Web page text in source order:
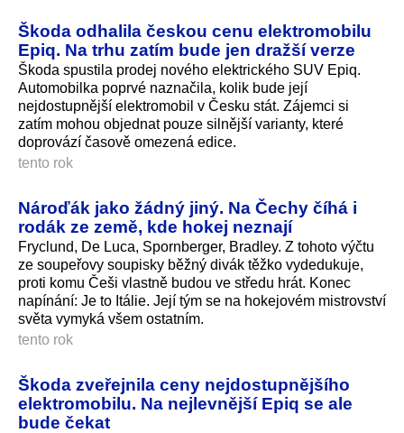
Škoda odhalila českou cenu elektromobilu
Epiq. Na trhu zatím bude jen dražší verze
Škoda spustila prodej nového elektrického SUV Epiq.
Automobilka poprvé naznačila, kolik bude její
nejdostupnější elektromobil v Česku stát. Zájemci si
zatím mohou objednat pouze silnější varianty, které
doprovází časově omezená edice.
tento rok
Nároďák jako žádný jiný. Na Čechy číhá i
rodák ze země, kde hokej neznají
Fryclund, De Luca, Spornberger, Bradley. Z tohoto výčtu
ze soupeřovy soupisky běžný divák těžko vydedukuje,
proti komu Češi vlastně budou ve středu hrát. Konec
napínání: Je to Itálie. Její tým se na hokejovém mistrovství
světa vymyká všem ostatním.
tento rok
Škoda zveřejnila ceny nejdostupnějšího
elektromobilu. Na nejlevnější Epiq se ale
bude čekat